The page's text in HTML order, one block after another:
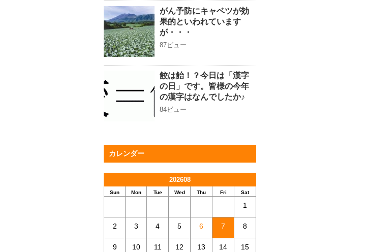
がん予防にキャベツが効
果的といわれています
が・・・
87ビュー
餃は飴！？今日は「漢字
の日」です。皆様の今年
の漢字はなんでしたか♪
84ビュー
カレンダー
202608
Sun Mon Tue Wed Thu Fri Sat
1
2 3 4 5 6 7 8
9 10 11 12 13 14 15